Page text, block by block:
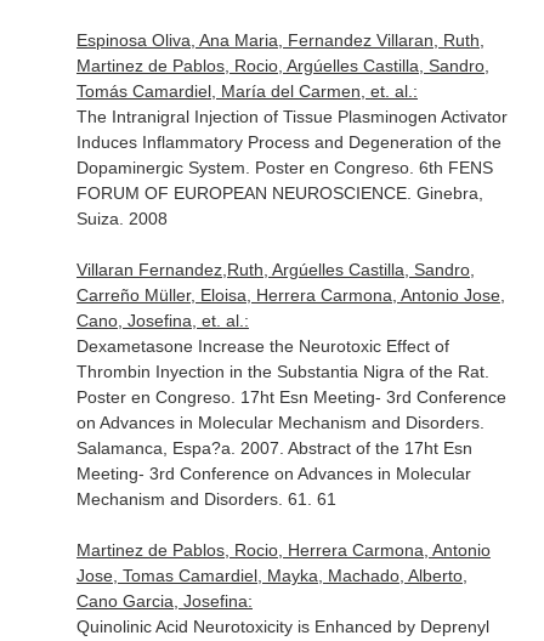
Espinosa Oliva, Ana Maria, Fernandez Villaran, Ruth,
Martinez de Pablos, Rocio, Argúelles Castilla, Sandro,
Tomás Camardiel, María del Carmen, et. al.:
The Intranigral Injection of Tissue Plasminogen Activator
Induces Inflammatory Process and Degeneration of the
Dopaminergic System. Poster en Congreso. 6th FENS
FORUM OF EUROPEAN NEUROSCIENCE. Ginebra,
Suiza. 2008
Villaran Fernandez,Ruth, Argúelles Castilla, Sandro,
Carreño Müller, Eloisa, Herrera Carmona, Antonio Jose,
Cano, Josefina, et. al.:
Dexametasone Increase the Neurotoxic Effect of
Thrombin Inyection in the Substantia Nigra of the Rat.
Poster en Congreso. 17ht Esn Meeting- 3rd Conference
on Advances in Molecular Mechanism and Disorders.
Salamanca, Espa?a. 2007. Abstract of the 17ht Esn
Meeting- 3rd Conference on Advances in Molecular
Mechanism and Disorders. 61. 61
Martinez de Pablos, Rocio, Herrera Carmona, Antonio
Jose, Tomas Camardiel, Mayka, Machado, Alberto,
Cano Garcia, Josefina:
Quinolinic Acid Neurotoxicity is Enhanced by Deprenyl